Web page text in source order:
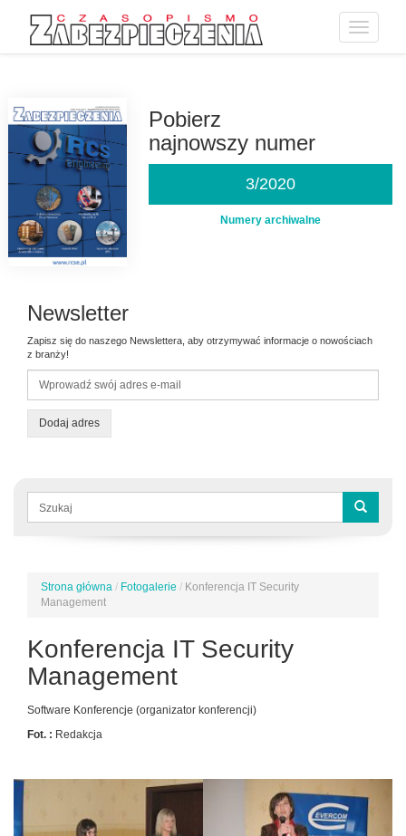
Toggle
Pobierz
najnowszy numer
3/2020
Numery archiwalne
Newsletter
Zapisz się do naszego Newslettera, aby otrzymywać informacje o nowościach
z branży!
Dodaj adres
Formularz
wyszukiwania
Jesteś
tutaj
Strona główna / Fotogalerie / Konferencja IT Security
Management
Konferencja IT Security
Management
Software Konferencje (organizator konferencji)
Fot. : Redakcja